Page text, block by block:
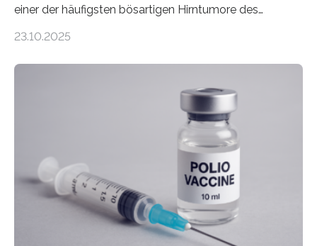
einer der häufigsten bösartigen Hirntumore des
Betroffenen können mit heutigen Methoden geheilt
Dringend benötigt werden zielgerichtete Therapien, die
nur Tumorschwachstellen angreifen und normales
Gewebe verschonen. Forschende um Daniel Merk vom
Hertie-Institut für klinische Hirnforschung am
Universitätsklinikum Tübingen haben eine solche
Schwachstelle im Erbgut einer Untergruppe des
Medulloblastoms gefunden. Die Wilhelm Sander-
Stiftung unterstützte das Projekt…
23.10.2025